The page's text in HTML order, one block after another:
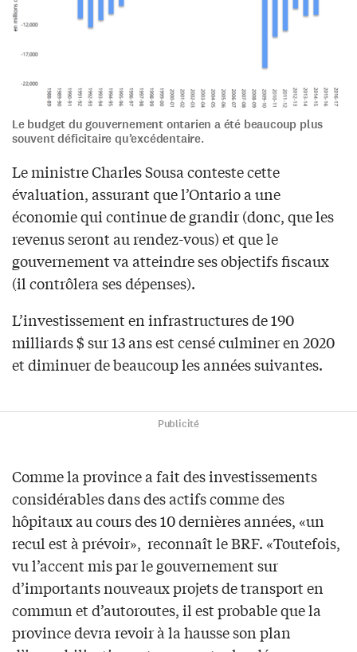
Le budget du gouvernement ontarien a été beaucoup plus
souvent déficitaire qu’excédentaire.
Le ministre Charles Sousa conteste cette
évaluation, assurant que l’Ontario a une
économie qui continue de grandir (donc, que les
revenus seront au rendez-vous) et que le
gouvernement va atteindre ses objectifs fiscaux
(il contrôlera ses dépenses).
L’investissement en infrastructures de 190
milliards $ sur 13 ans est censé culminer en 2020
et diminuer de beaucoup les années suivantes.
Publicité
Comme la province a fait des investissements
considérables dans des actifs comme des
hôpitaux au cours des 10 dernières années, «un
recul est à prévoir», reconnaît le BRF. «Toutefois,
vu l’accent mis par le gouvernement sur
d’importants nouveaux projets de transport en
commun et d’autoroutes, il est probable que la
province devra revoir à la hausse son plan